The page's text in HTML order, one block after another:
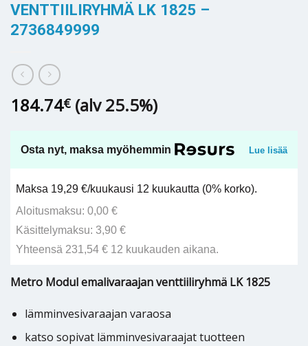
VENTTIILIRYHMÄ LK 1825 –
2736849999
184.74€ (alv 25.5%)
Osta nyt, maksa myöhemmin Lue lisää
Maksa 19,29 €/kuukausi 12 kuukautta (0% korko).
Aloitusmaksu: 0,00 €
Käsittelymaksu: 3,90 €
Yhteensä 231,54 € 12 kuukauden aikana.
Metro Modul emalivaraajan venttiiliryhmä LK 1825
lämminvesivaraajan varaosa
katso sopivat lämminvesivaraajat tuotteen